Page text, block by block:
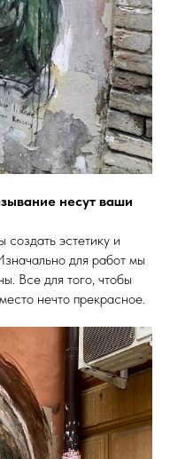
несут ваши
эстетику и
для работ мы
Все для того, чтобы
нечто прекрасное.